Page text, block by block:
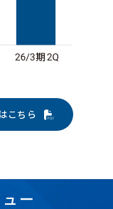
こちら
ー